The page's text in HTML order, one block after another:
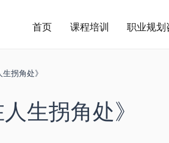
首页 课程培训 职业规划
拐角处》
生拐角处》